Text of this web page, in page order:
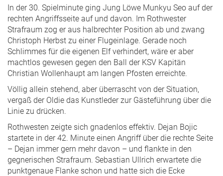
In der 30. Spielminute ging Jung Löwe Munkyu Seo auf der
rechten Angriffsseite auf und davon. Im Rothwester
Strafraum zog er aus halbrechter Position ab und zwang
Christoph Herbst zu einer Flugeinlage. Gerade noch
Schlimmes für die eigenen Elf verhindert, wäre er aber
machtlos gewesen gegen den Ball der KSV Kapitän
Christian Wollenhaupt am langen Pfosten erreichte.
Völlig allein stehend, aber überrascht von der Situation,
vergaß der Oldie das Kunstleder zur Gästeführung über die
Linie zu drücken.
Rothwesten zeigte sich gnadenlos effektiv. Dejan Bojic
startete in der 42. Minute einen Angriff über die rechte Seite
– Dejan immer gern mehr davon – und flankte in den
gegnerischen Strafraum. Sebastian Ullrich erwartete die
punktgenaue Flanke schon und hatte sich die Ecke